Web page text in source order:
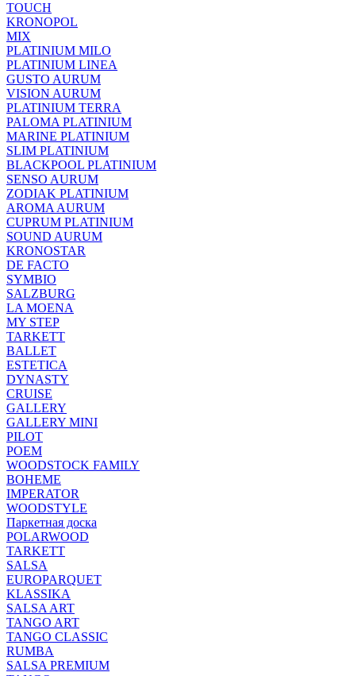
TOUCH
KRONOPOL
MIX
PLATINIUM MILO
PLATINIUM LINEA
GUSTO AURUM
VISION AURUM
PLATINIUM TERRA
PALOMA PLATINIUM
MARINE PLATINIUM
SLIM PLATINIUM
BLACKPOOL PLATINIUM
SENSO AURUM
ZODIAK PLATINIUM
AROMA AURUM
CUPRUM PLATINIUM
SOUND AURUM
KRONOSTAR
DE FACTO
SYMBIO
SALZBURG
LA MOENA
MY STEP
TARKETT
BALLET
ESTETICA
DYNASTY
CRUISE
GALLERY
GALLERY MINI
PILOT
POEM
WOODSTOCK FAMILY
BOHEME
IMPERATOR
WOODSTYLE
Паркетная доска
POLARWOOD
TARKETT
SALSA
EUROPARQUET
KLASSIKA
SALSA ART
TANGO ART
TANGO CLASSIC
RUMBA
SALSA PREMIUM